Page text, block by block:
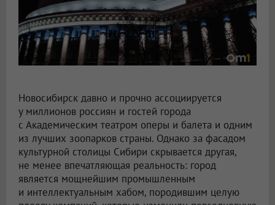
Новосибирск давно и прочно ассоциируется
у миллионов россиян и гостей города
с Академическим театром оперы и балета и одним
из лучших зоопарков страны. Однако за фасадом
культурной столицы Сибири скрывается другая,
не менее впечатляющая реальность: город
является мощнейшим промышленным
и интеллектуальным хабом, породившим целую